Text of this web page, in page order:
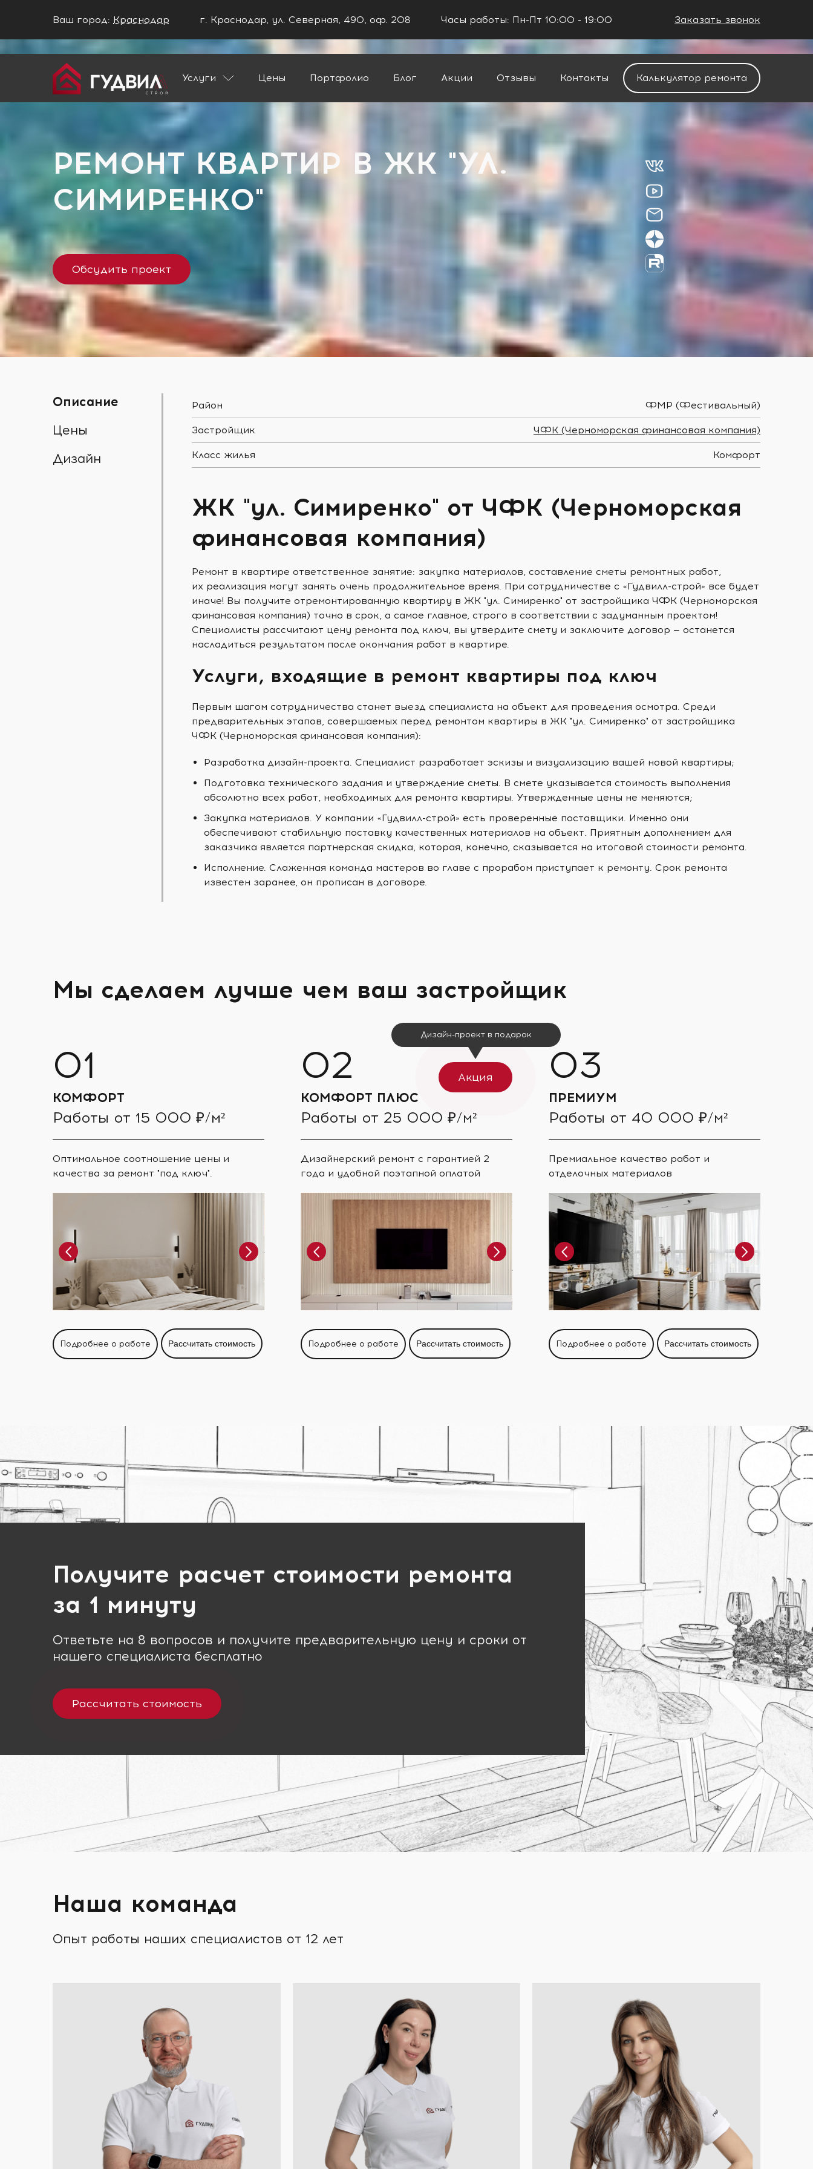
Ваш город: Краснодар
Ваш город Краснодар?
НЕТ
г. Краснодар, ул. Северная, 490, оф. 208 Часы работы: Пн-Пт 10:00 - 19:00 Заказать звонок
Услуги
Цены Портфолио Блог Акции Отзывы Контакты
Калькулятор ремонта
Главная
Застройщики
РЕМОНТ КВАРТИР В ЖК "УЛ.
СИМИРЕНКО"
Обсудить проект
Описание
Цены
Дизайн
Район ФМР (Фестивальный)
Застройщик ЧФК (Черноморская финансовая компания)
Класс жилья Комфорт
ЖК "ул. Симиренко" от ЧФК (Черноморская
финансовая компания)
Ремонт в квартире ответственное занятие: закупка материалов, составление сметы ремонтных работ,
их реализация могут занять очень продолжительное время. При сотрудничестве с «Гудвилл-строй» все будет
иначе! Вы получите отремонтированную квартиру в ЖК "ул. Симиренко" от застройщика ЧФК (Черноморская
финансовая компания) точно в срок, а самое главное, строго в соответствии с задуманным проектом!
Специалисты рассчитают цену ремонта под ключ, вы утвердите смету и заключите договор — останется
насладиться результатом после окончания работ в квартире.
Услуги, входящие в ремонт квартиры под ключ
Первым шагом сотрудничества станет выезд специалиста на объект для проведения осмотра. Среди
предварительных этапов, совершаемых перед ремонтом квартиры в ЖК "ул. Симиренко" от застройщика
ЧФК (Черноморская финансовая компания):
Разработка дизайн-проекта. Специалист разработает эскизы и визуализацию вашей новой квартиры;
Подготовка технического задания и утверждение сметы. В смете указывается стоимость выполнения
абсолютно всех работ, необходимых для ремонта квартиры. Утвержденные цены не меняются;
Закупка материалов. У компании «Гудвилл-строй» есть проверенные поставщики. Именно они
обеспечивают стабильную поставку качественных материалов на объект. Приятным дополнением для
заказчика является партнерская скидка, которая, конечно, сказывается на итоговой стоимости ремонта.
Исполнение. Слаженная команда мастеров во главе с прорабом приступает к ремонту. Срок ремонта
известен заранее, он прописан в договоре.
Мы сделаем лучше чем ваш застройщик
КОМФОРТ
Работы от 15 000 ₽/м²
Оптимальное соотношение цены и
качества за ремонт "под ключ".
Подробнее о работе Рассчитать стоимость
КОМФОРТ ПЛЮС
Работы от 25 000 ₽/м²
Дизайнерский ремонт с гарантией 2
года и удобной поэтапной оплатой
Подробнее о работе Рассчитать стоимость
Акция
Дизайн-проект в подарок
ПРЕМИУМ
Работы от 40 000 ₽/м²
Премиальное качество работ и
отделочных материалов
Подробнее о работе Рассчитать стоимость
Получите расчет стоимости ремонта
за 1 минуту
Ответьте на 8 вопросов и получите предварительную цену и сроки от
нашего специалиста бесплатно
Рассчитать стоимость
Наша команда
Опыт работы наших специалистов от 12 лет